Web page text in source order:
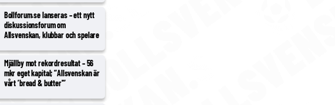
Bollforum.se lanseras – ett nytt
diskussionsforum om
Allsvenskan, klubbar och spelare
Mjällby mot rekordresultat – 56
mkr eget kapital; ”Allsvenskan är
vårt ’bread & butter'”